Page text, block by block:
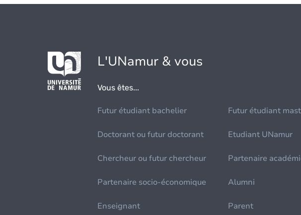
L'UNamur & vous
Vous êtes...
Futur étudiant bachelier Futur étudiant
Doctorant ou futur doctorant Etudiant UNamur
Chercheur ou futur chercheur Partenaire
Partenaire socio-économique Alumni
Enseignant Parent